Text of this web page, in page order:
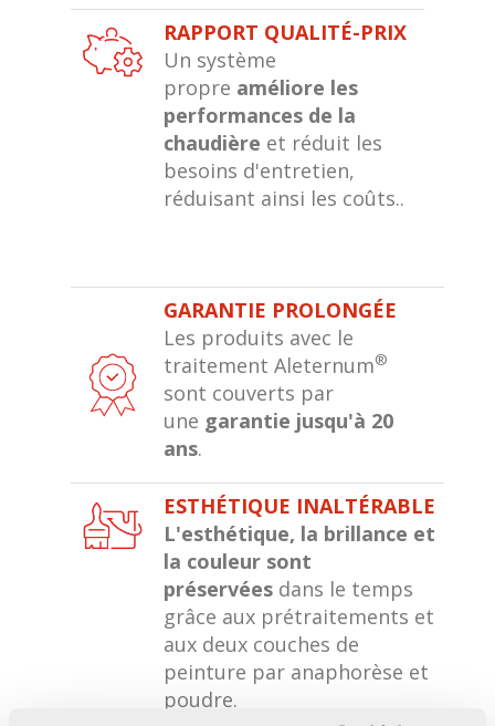
RAPPORT QUALITÉ-PRIX
Un système
propre améliore les
performances de la
chaudière et réduit les
besoins d'entretien,
réduisant ainsi les coûts..
GARANTIE PROLONGÉE
Les produits avec le
traitement Aleternum®
sont couverts par
une garantie jusqu'à 20
ans.
ESTHÉTIQUE INALTÉRABLE
L'esthétique, la brillance et
la couleur sont
préservées dans le temps
grâce aux prétraitements et
aux deux couches de
peinture par anaphorèse et
poudre.